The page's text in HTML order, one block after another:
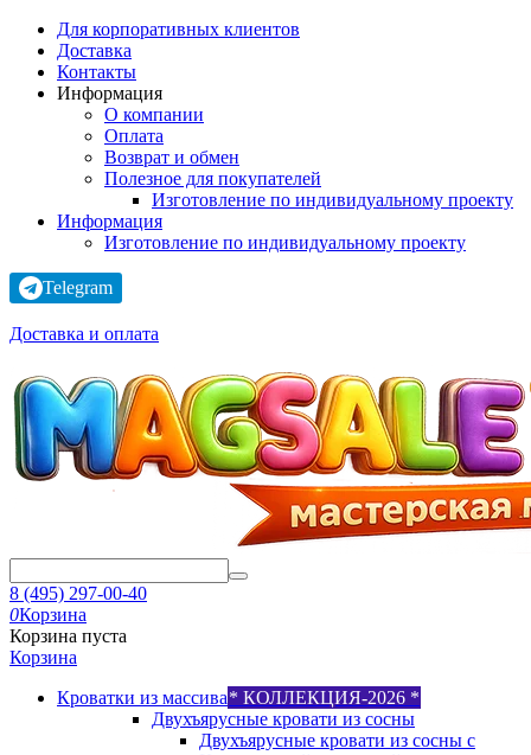
Для корпоративных клиентов
Доставка
Контакты
Информация
О компании
Оплата
Возврат и обмен
Полезное для покупателей
Изготовление по индивидуальному проекту
Информация
Изготовление по индивидуальному проекту
Telegram
Доставка и оплата
8 (495) 297-00-40
0Корзина
Корзина пуста
Корзина
Кроватки из массива* КОЛЛЕКЦИЯ-2026 *
Двухъярусные кровати из сосны
Двухъярусные кровати из сосны с